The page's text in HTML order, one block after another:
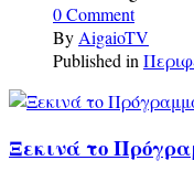
0 Comment
By AigaioTV
Published in
Ξεκινά το